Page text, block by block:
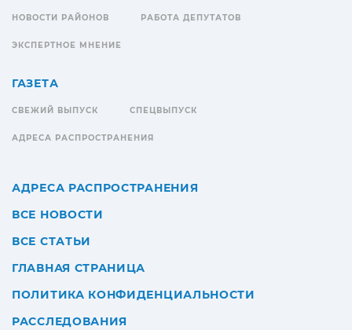
НОВОСТИ РАЙОНОВ РАБОТА ДЕПУТАТОВ
ЭКСПЕРТНОЕ МНЕНИЕ
ГАЗЕТА
СВЕЖИЙ ВЫПУСК СПЕЦВЫПУСК
АДРЕСА РАСПРОСТРАНЕНИЯ
АДРЕСА РАСПРОСТРАНЕНИЯ
ВСЕ НОВОСТИ
ВСЕ СТАТЬИ
ГЛАВНАЯ СТРАНИЦА
ПОЛИТИКА КОНФИДЕНЦИАЛЬНОСТИ
РАССЛЕДОВАНИЯ